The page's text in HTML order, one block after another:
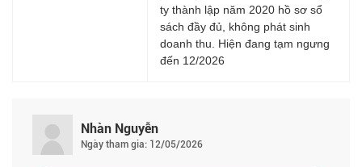
ty thành lập năm 2020 hồ sơ sổ
sách đầy đủ, không phát sinh
doanh thu. Hiện đang tạm ngưng
đến 12/2026
Nhàn Nguyễn
Ngày tham gia: 12/05/2026